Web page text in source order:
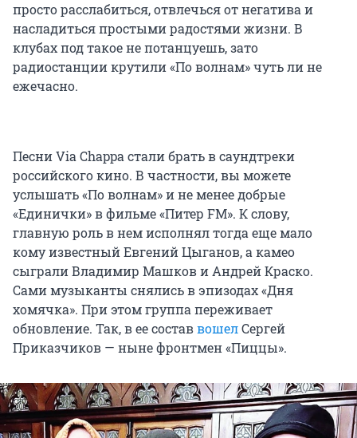
просто расслабиться, отвлечься от негатива и
насладиться простыми радостями жизни. В
клубах под такое не потанцуешь, зато
радиостанции крутили «По волнам» чуть ли не
ежечасно.
Песни Via Chappa стали брать в саундтреки
российского кино. В частности, вы можете
услышать «По волнам» и не менее добрые
«Единички» в фильме «Питер FM». К слову,
главную роль в нем исполнял тогда еще мало
кому известный Евгений Цыганов, а камео
сыграли Владимир Машков и Андрей Краско.
Сами музыканты снялись в эпизодах «Дня
хомячка». При этом группа переживает
обновление. Так, в ее составвошелСергей
Приказчиков — ныне фронтмен «Пиццы».